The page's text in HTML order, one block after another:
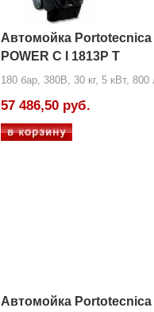
Автомойка Portotecnica
POWER C I 1813P T
180 бар, 380В, 30 кг, 5 кВт, 800
57 486,50 руб.
Автомойка Portotecnica